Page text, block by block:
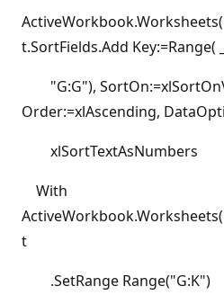
t.SortFields.Add Key:=Range( _
"G:G"),
Order:=xlAscending,
xlSortTextAsNumbers
With
t
.SetRange Range("G:K")